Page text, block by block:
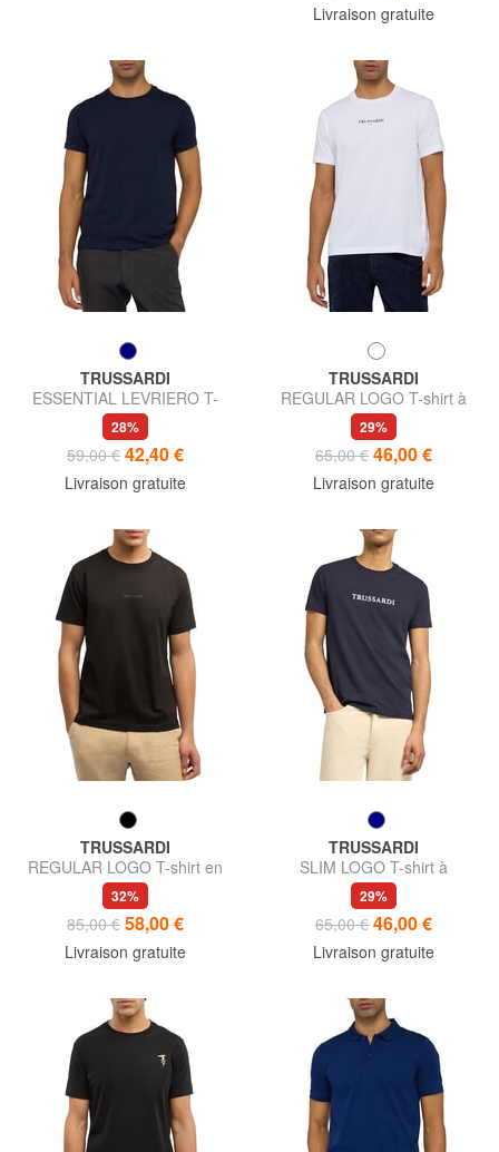
Livraison gratuite
TRUSSARDI
ESSENTIAL LEVRIERO T-
shirt en coton
28%
59,00 € 42,40 €
Livraison gratuite
TRUSSARDI
REGULAR LOGO T-shirt à
manches courtes
29%
65,00 € 46,00 €
Livraison gratuite
TRUSSARDI
REGULAR LOGO T-shirt en
coton
32%
85,00 € 58,00 €
Livraison gratuite
TRUSSARDI
SLIM LOGO T-shirt à
manches courtes
29%
65,00 € 46,00 €
Livraison gratuite